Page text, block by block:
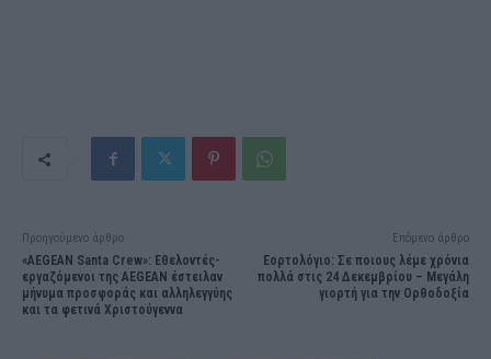
Προηγούμενο άρθρο
«AEGEAN Santa Crew»: Εθελοντές-
εργαζόμενοι της AEGEAN έστειλαν
μήνυμα προσφοράς και αλληλεγγύης
και τα φετινά Χριστούγεννα
Επόμενο άρθρο
Εορτολόγιο: Σε ποιους λέμε χρόνια
πολλά στις 24 Δεκεμβρίου – Μεγάλη
γιορτή για την Ορθοδοξία